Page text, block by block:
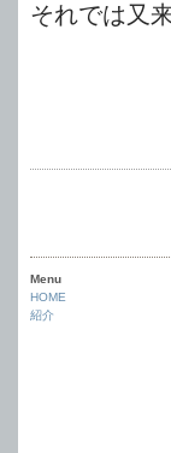
それでは又
Menu
HOME
紹介